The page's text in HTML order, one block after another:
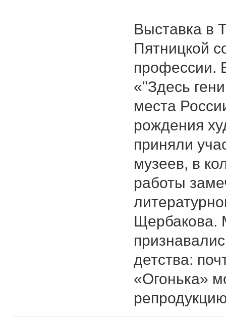
Выставка в
Пятницкой
профессии.
«"Здесь
места
рождения
приняли
музеев, в
работы
Щербакова.
детства:
«Огонька»